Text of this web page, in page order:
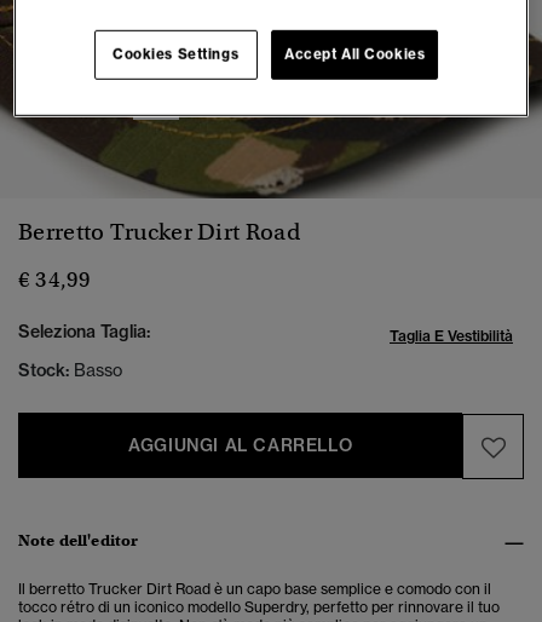
1 2 3 4
Berretto Trucker Dirt Road
€ 34,99
Seleziona Taglia: Taglia E Vestibilità
Stock: Basso
AGGIUNGI AL CARRELLO
Note dell'editor
Il berretto Trucker Dirt Road è un capo base semplice e comodo con il
tocco rétro di un iconico modello Superdry, perfetto per rinnovare il tuo
Cookies Settings Accept All Cookies